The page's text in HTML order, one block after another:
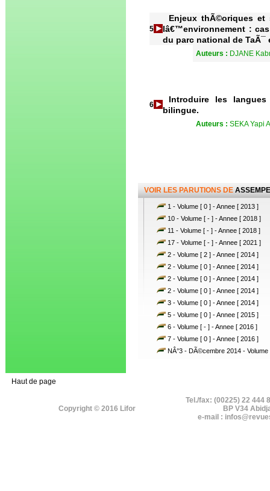
5
Enjeux thÃ©oriques
lâ€™environnement :
du parc national de TaÃ¯
Auteurs : DJANE
6
Introduire les
bilingue.
Auteurs : SEKA Yapi
VOIR LES PARUTIONS DE ASSEMPE
1 - Volume [ 0 ] - Annee [ 2013 ]
10 - Volume [ - ] - Annee [ 2018 ]
11 - Volume [ - ] - Annee [ 2018 ]
17 - Volume [ - ] - Annee [ 2021 ]
2 - Volume [ 2 ] - Annee [ 2014 ]
2 - Volume [ 0 ] - Annee [ 2014 ]
2 - Volume [ 0 ] - Annee [ 2014 ]
2 - Volume [ 0 ] - Annee [ 2014 ]
3 - Volume [ 0 ] - Annee [ 2014 ]
5 - Volume [ 0 ] - Annee [ 2015 ]
6 - Volume [ - ] - Annee [ 2016 ]
7 - Volume [ 0 ] - Annee [ 2016 ]
NÂ°3 - DÃ©cembre 2014 -
Haut de page
Copyright © 2016 Lifor
Tel./fax: (00225) 22 444
BP V34
e-mail :